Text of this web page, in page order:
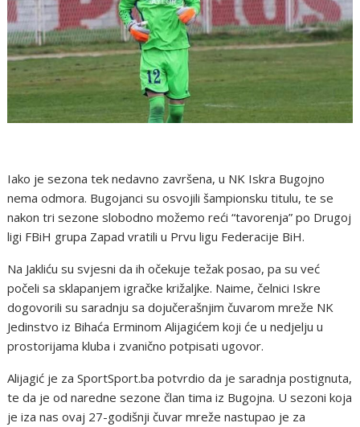
Iako je sezona tek nedavno završena, u NK Iskra Bugojno
nema odmora. Bugojanci su osvojili šampionsku titulu, te se
nakon tri sezone slobodno možemo reći “tavorenja” po Drugoj
ligi FBiH grupa Zapad vratili u Prvu ligu Federacije BiH.
Na Jakliću su svjesni da ih očekuje težak posao, pa su već
počeli sa sklapanjem igračke križaljke. Naime, čelnici Iskre
dogovorili su saradnju sa dojučerašnjim čuvarom mreže NK
Jedinstvo iz Bihaća Erminom Alijagićem koji će u nedjelju u
prostorijama kluba i zvanično potpisati ugovor.
Alijagić je za SportSport.ba potvrdio da je saradnja postignuta,
te da je od naredne sezone član tima iz Bugojna. U sezoni koja
je iza nas ovaj 27-godišnji čuvar mreže nastupao je za